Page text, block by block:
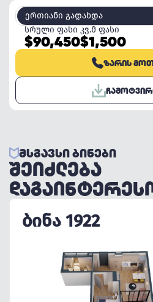
ერთიანი გადახდა
სრული ფასი
$90,450
კვ.მ ფასი
$1,500
ᲖᲐᲠᲘᲡ
ᲛᲡᲒᲐᲕᲡᲘ ᲑᲘᲜᲔᲑᲘ
ᲨᲔᲘᲫᲚᲔᲑᲐ
ᲑᲘᲜᲐ 1922